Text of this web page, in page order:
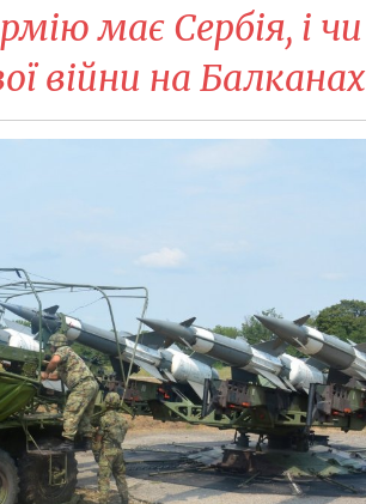
має Сербія, і чи
війни на Балканах